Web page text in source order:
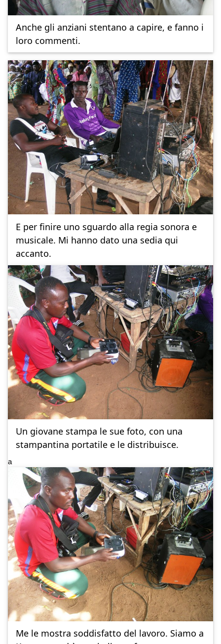
Anche gli anziani stentano a capire, e fanno i
loro commenti.
E per finire uno sguardo alla regia sonora e
musicale. Mi hanno dato una sedia qui
accanto.
Un giovane stampa le sue foto, con una
stampantina portatile e le distribuisce.
a
Me le mostra soddisfatto del lavoro. Siamo a